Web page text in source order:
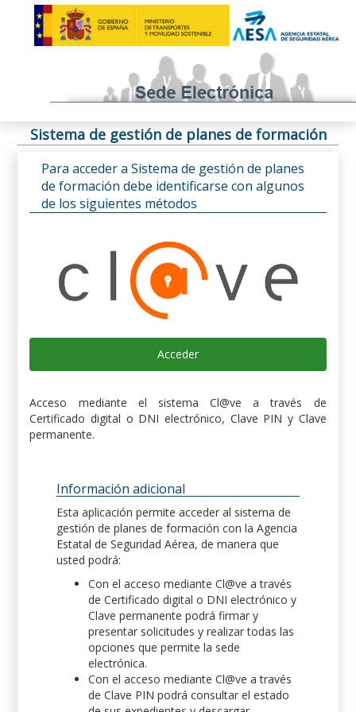
Sistema de gestión de planes de formación
Para acceder a Sistema de gestión de planes
de formación debe identificarse con algunos
de los siguientes métodos
Acceder
Acceso mediante el sistema Cl@ve a través de
Certificado digital o DNI electrónico, Clave PIN y Clave
permanente.
Información adicional
Esta aplicación permite acceder al sistema de
gestión de planes de formación con la Agencia
Estatal de Seguridad Aérea, de manera que
usted podrá:
Con el acceso mediante Cl@ve a través
de Certificado digital o DNI electrónico y
Clave permanente podrá firmar y
presentar solicitudes y realizar todas las
opciones que permite la sede
electrónica.
Con el acceso mediante Cl@ve a través
de Clave PIN podrá consultar el estado